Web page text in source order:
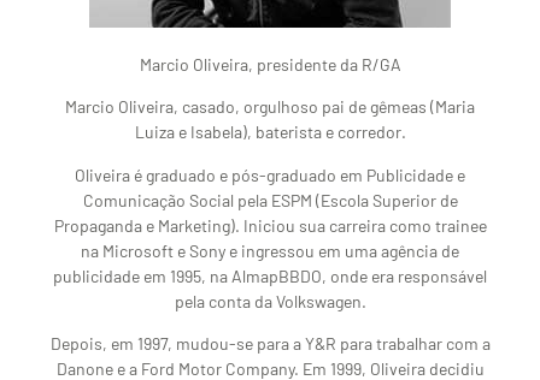
Marcio Oliveira, presidente da R/GA
Marcio Oliveira, casado, orgulhoso pai de gêmeas (Maria
Luiza e Isabela), baterista e corredor.
Oliveira é graduado e pós-graduado em Publicidade e
Comunicação Social pela ESPM (Escola Superior de
Propaganda e Marketing). Iniciou sua carreira como trainee
na Microsoft e Sony e ingressou em uma agência de
publicidade em 1995, na AlmapBBDO, onde era responsável
pela conta da Volkswagen.
Depois, em 1997, mudou-se para a Y&R para trabalhar com a
Danone e a Ford Motor Company. Em 1999, Oliveira decidiu